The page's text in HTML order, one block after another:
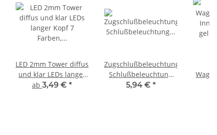
LED 2mm Tower diffus
und klar LEDs langer
Kopf 7 Farben, Menge
ab 3,49 € *
Zugschlußbeleuchtung
Schlußbeleuchtung
Waggons H0 TT N
5,94 € *